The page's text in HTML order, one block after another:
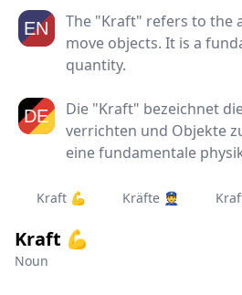
The "Kraft" refers to the
move objects. It is a
quantity.
Die "Kraft" bezeichnet
verrichten und Objekte
eine fundamentale
Kraft 💪 Kräfte 👮‍
Kraft 💪
Noun